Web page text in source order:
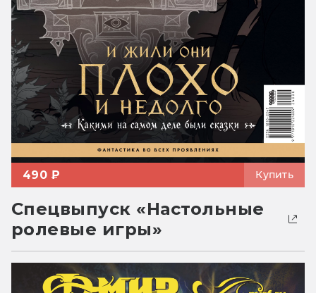
490 ₽ Купить
Спецвыпуск «Настольные
ролевые игры»